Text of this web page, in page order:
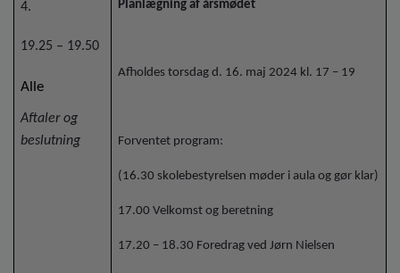
4.
19.25 – 19.50
Alle
Aftaler og
beslutning
Planlægning af årsmødet
Afholdes torsdag d. 16. maj 2024 kl. 17 – 19
Forventet program:
(16.30 skolebestyrelsen møder i aula og gør klar)
17.00 Velkomst og beretning
17.20 – 18.30 Foredrag ved Jørn Nielsen